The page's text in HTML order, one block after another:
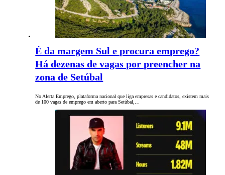
É da margem Sul e procura emprego?
Há dezenas de vagas por preencher na
zona de Setúbal
No Alerta Emprego, plataforma nacional que liga empresas e candidatos, existem mais
de 100 vagas de emprego em aberto para Setúbal,…